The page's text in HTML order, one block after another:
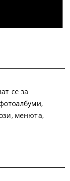
се за
менюта,